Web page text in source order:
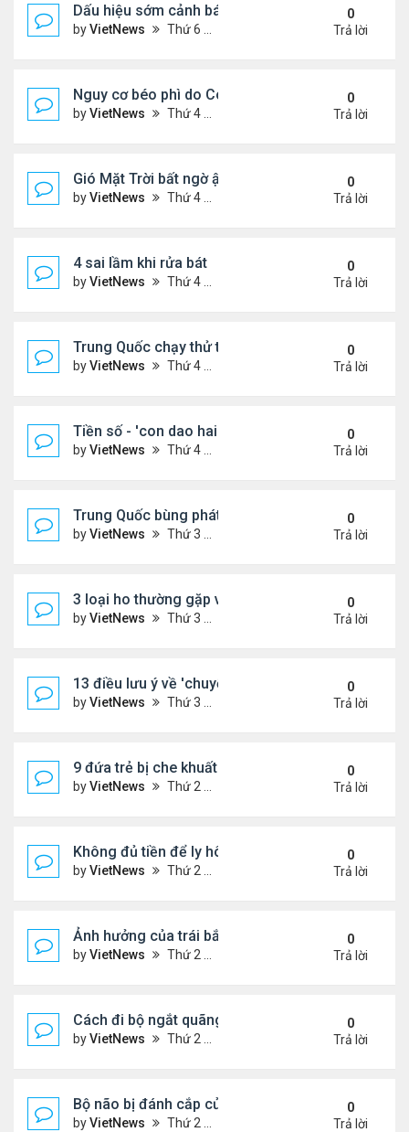
Dấu hiệu sớm cảnh báo bệnh tiểu đường
byVietNews Thứ 6 Tháng 8 12, 2022 3:03 pm
0
Trả lời
Nguy cơ béo phì do Covid-19
byVietNews Thứ 4 Tháng 8 10, 2022 5:13 pm
0
Trả lời
Gió Mặt Trời bất ngờ ập tới Trái Đất
byVietNews Thứ 4 Tháng 8 10, 2022 3:06 pm
0
Trả lời
4 sai lầm khi rửa bát
byVietNews Thứ 4 Tháng 8 10, 2022 3:02 pm
0
Trả lời
Trung Quốc chạy thử tàu đệm từ treo ngược
byVietNews Thứ 4 Tháng 8 10, 2022 3:01 pm
0
Trả lời
Tiền số - 'con dao hai lưỡi' với các nước đang
byVietNews Thứ 4 Tháng 8 10, 2022 2:19 pm
0
Trả lời
Trung Quốc bùng phát loại virus mới
byVietNews Thứ 3 Tháng 8 09, 2022 10:10 am
0
Trả lời
3 loại ho thường gặp và cách khắc phục
byVietNews Thứ 3 Tháng 8 09, 2022 9:58 am
0
Trả lời
13 điều lưu ý về 'chuyện ấy' để sớm có thai
byVietNews Thứ 3 Tháng 8 09, 2022 9:56 am
0
Trả lời
9 đứa trẻ bị che khuất khi ngồi trước đầu ôtô
byVietNews Thứ 2 Tháng 8 08, 2022 5:13 pm
0
Trả lời
Không đủ tiền để ly hôn
byVietNews Thứ 2 Tháng 8 08, 2022 1:44 pm
0
Trả lời
Ảnh hưởng của trái bắp đến hệ tiêu hóa
byVietNews Thứ 2 Tháng 8 08, 2022 1:36 pm
0
Trả lời
Cách đi bộ ngắt quãng giúp giảm cân
byVietNews Thứ 2 Tháng 8 08, 2022 1:34 pm
0
Trả lời
Bộ não bị đánh cắp của Einstein
byVietNews Thứ 2 Tháng 8 08, 2022 1:29 pm
0
Trả lời